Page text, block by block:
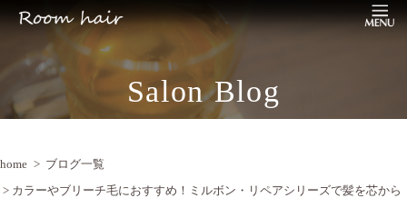
Salon Blog
home > ブログ一覧
> カラーやブリーチ毛におすすめ！ミルボン・リペアシリーズで髪を芯から